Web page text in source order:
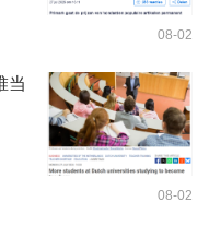
08-02
当
08-02